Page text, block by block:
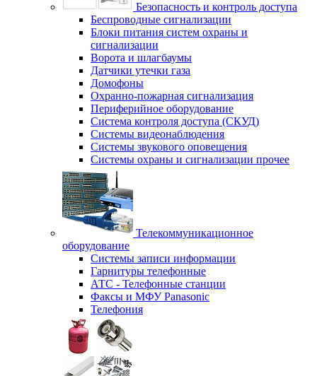
Безопасность и контроль доступа
Беспроводные сигнализации
Блоки питания систем охраны и
сигнализации
Ворота и шлагбаумы
Датчики утечки газа
Домофоны
Охранно-пожарная сигнализация
Периферийное оборудование
Система контроля доступа (СКУД)
Системы видеонаблюдения
Системы звукового оповещения
Системы охраны и сигнализации прочее
Телекоммуникационное
оборудование
Системы записи информации
Гарнитуры телефонные
АТС - Телефонные станции
Факсы и МФУ Panasonic
Телефония